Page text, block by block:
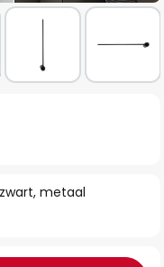
metaal